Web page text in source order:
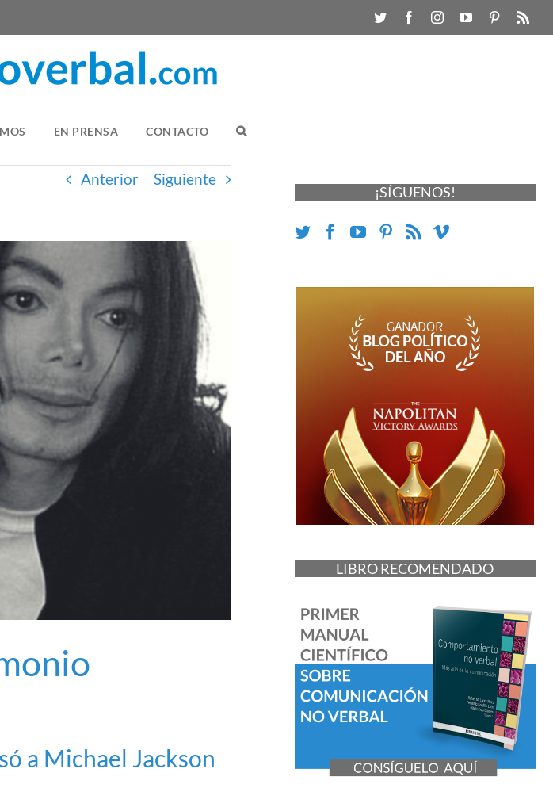
EN PRENSA CONTACTO
Anterior Siguiente
a Michael Jackson
¡SÍGUENOS!
LIBRO RECOMENDADO